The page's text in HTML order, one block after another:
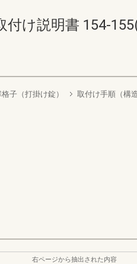
け説明書 154-
格子（打掛け錠） 取付け手順（構
右ページから抽出された内容